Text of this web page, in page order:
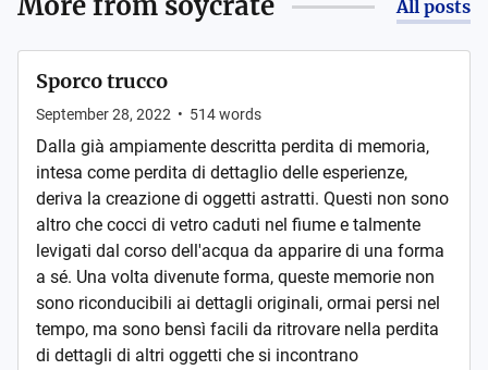
All posts
Sporco trucco
September 28, 2022 • 514words
Dalla già ampiamente descritta perdita di memoria,
intesa come perdita di dettaglio delle esperienze,
deriva la creazione di oggetti astratti. Questi non sono
altro che cocci di vetro caduti nel fiume e talmente
levigati dal corso dell'acqua da apparire di una forma
a sé. Una volta divenute forma, queste memorie non
sono riconducibili ai dettagli originali, ormai persi nel
tempo, ma sono bensì facili da ritrovare nella perdita
di dettagli di altri oggetti che si incontrano